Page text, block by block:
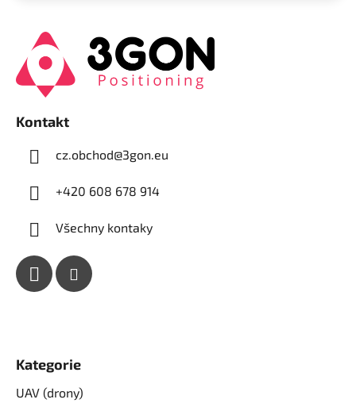
Kontakt
cz.obchod@3gon.eu
+420 608 678 914
Všechny kontaky
Kategorie
UAV (drony)